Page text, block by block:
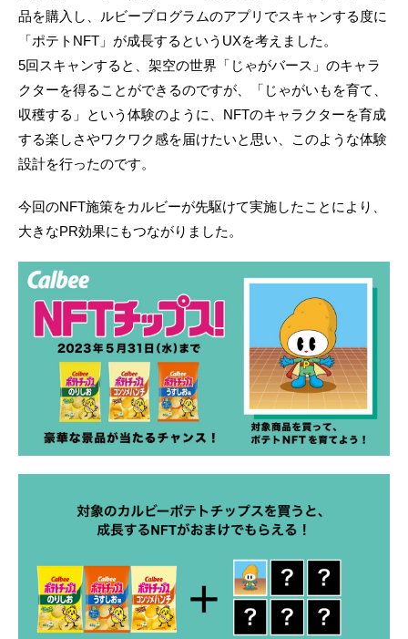
品を購入し、ルビープログラムのアプリでスキャンする度に
「ポテトNFT」が成長するというUXを考えました。
5回スキャンすると、架空の世界「じゃがバース」のキャラ
クターを得ることができるのですが、「じゃがいもを育て、
収穫する」という体験のように、NFTのキャラクターを育成
する楽しさやワクワク感を届けたいと思い、このような体験
設計を行ったのです。
今回のNFT施策をカルビーが先駆けて実施したことにより、
大きなPR効果にもつながりました。